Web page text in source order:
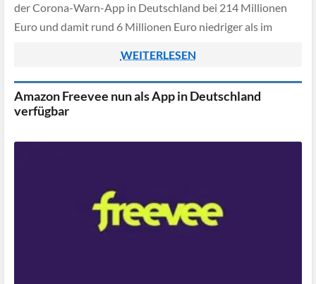
der Corona-Warn-App in Deutschland bei 214 Millionen
Euro und damit rund 6 Millionen Euro niedriger als im
WEITERLESEN
Amazon Freevee nun als App in Deutschland
verfügbar